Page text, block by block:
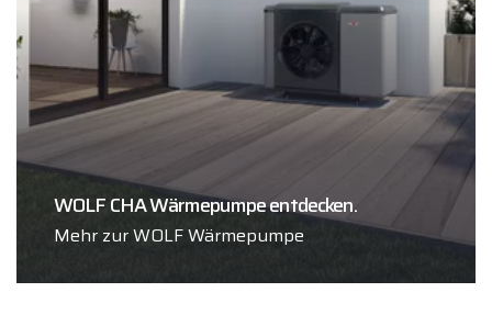
WOLF CHA Wärmepumpe entdecken.
Mehr zur WOLF Wärmepumpe